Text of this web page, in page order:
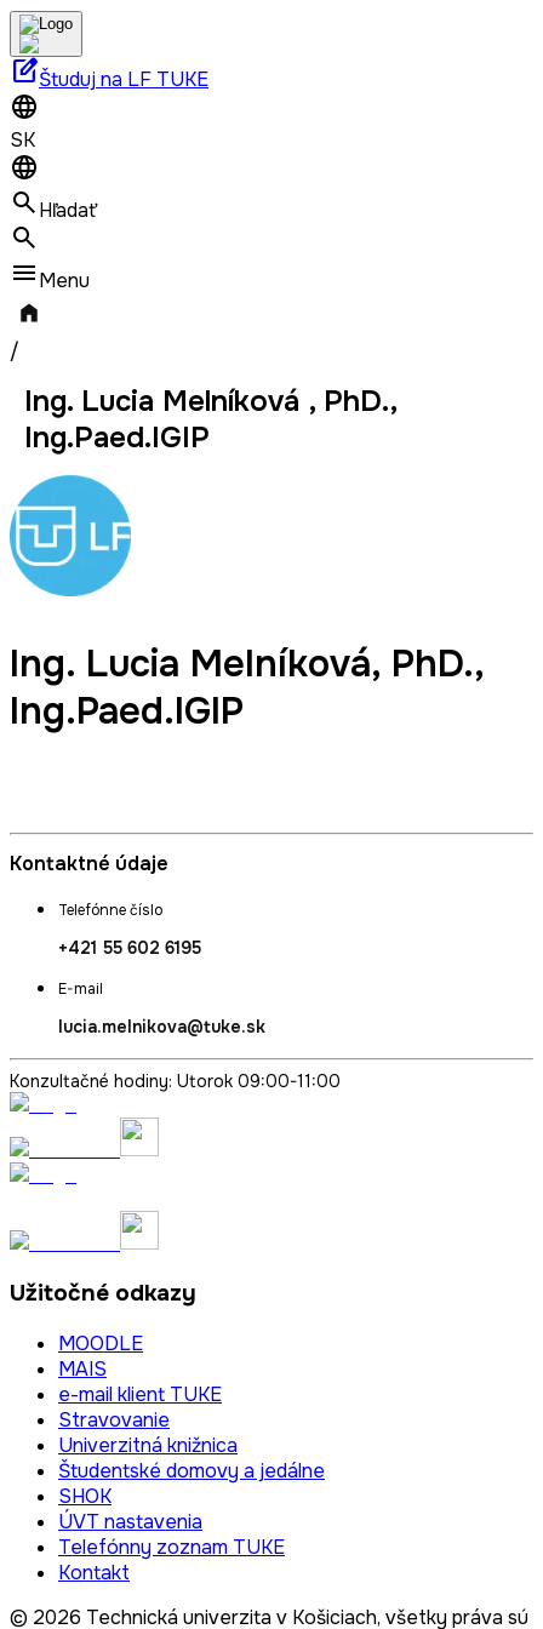
edit_squareŠtuduj na LF TUKE
SK
Hľadať
Menu
/
Ing. Lucia Melníková , PhD.,
Ing.Paed.IGIP
Ing. Lucia Melníková, PhD.,
Ing.Paed.IGIP
Kontaktné údaje
Telefónne číslo
+421 55 602 6195
E-mail
lucia.melnikova@tuke.sk
Konzultačné hodiny: Utorok 09:00-11:00
Užitočné odkazy
MOODLE
MAIS
e-mail klient TUKE
Stravovanie
Univerzitná knižnica
Študentské domovy a jedálne
SHOK
ÚVT nastavenia
Telefónny zoznam TUKE
Kontakt
© 2026 Technická univerzita v Košiciach, všetky práva sú